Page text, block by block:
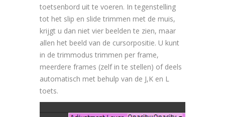
toetsenbord uit te voeren. In tegenstelling
tot het slip en slide trimmen met de muis,
krijgt u dan niet vier beelden te zien, maar
allen het beeld van de cursorpositie. U kunt
in de trimmodus trimmen per frame,
meerdere frames (zelf in te stellen) of deels
automatisch met behulp van de J,K en L
toets.